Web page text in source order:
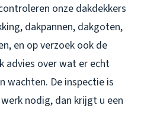
onze dakdekkers
dakpannen, dakgoten,
en op verzoek ook de
advies over wat er echt
wachten. De inspectie is
nodig, dan krijgt u een